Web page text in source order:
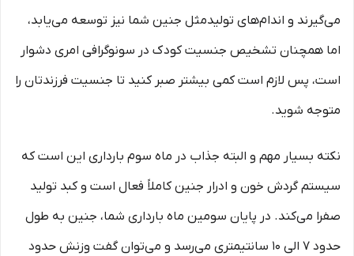
می‌گیرند و اندام‌های تولیدمثل جنین شما نیز توسعه می‌یابد،
اما همچنان تشخیص جنسیت کودک در سونوگرافی امری دشوار
است، پس لازم است کمی بیشتر صبر کنید تا جنسیت فرزندتان را
متوجه شوید.
نکته بسیار مهم و البته جذاب در ماه سوم بارداری این است که
سیستم گردش خون و ادرار جنین کاملاً فعال است و کبد تولید
صفرا می‌کند. در پایان سومین ماه بارداری شما، جنین به طول
حدود 7 الی 10 سانتیمتری می‌رسد و می‌توان گفت وزنش حدود